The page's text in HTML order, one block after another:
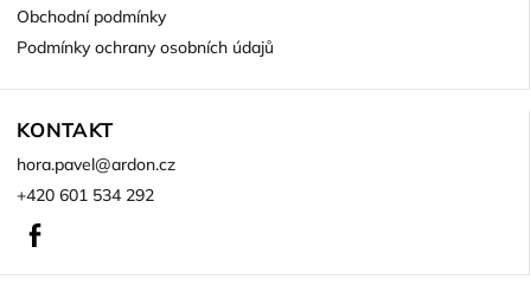
Obchodní podmínky
Podmínky ochrany osobních údajů
KONTAKT
hora.pavel@ardon.cz
+420 601 534 292